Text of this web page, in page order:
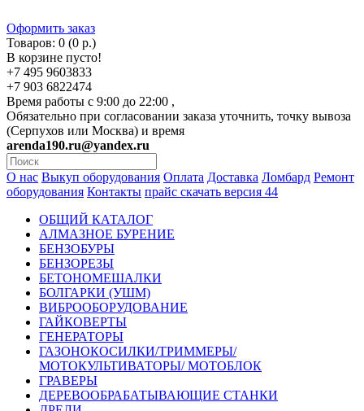
Оформить заказ
Товаров: 0 (0 р.)
В корзине пусто!
+7 495 9603833
+7 903 6822474
Время работы с 9:00 до 22:00 ,
Обязательно при согласовании заказа уточнить, точку вывоза
(Серпухов или Москва) и время
arenda190.ru@yandex.ru
О нас Выкуп оборудования Оплата Доставка Ломбард Ремонт
оборудования Контакты прайс скачать версия 44
ОБЩИЙ КАТАЛОГ
АЛМАЗНОЕ БУРЕНИЕ
БЕНЗОБУРЫ
БЕНЗОРЕЗЫ
БЕТОНОМЕШАЛКИ
БОЛГАРКИ (УШМ)
ВИБРООБОРУДОВАНИЕ
ГАЙКОВЕРТЫ
ГЕНЕРАТОРЫ
ГАЗОНОКОСИЛКИ/ТРИММЕРЫ/
МОТОКУЛЬТИВАТОРЫ/ МОТОБЛОК
ГРАВЕРЫ
ДЕРЕВООБРАБАТЫВАЮЩИЕ СТАНКИ